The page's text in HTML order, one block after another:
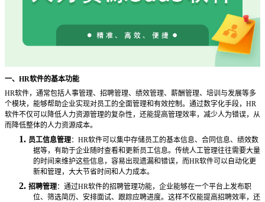
一、 HR软件的基本功能
HR软件，通常包括人事管理、招聘管理、绩效管理、薪酬管理、培训与发展等多
个模块，能够帮助企业实现对员工的全面管理和有效控制。通过数字化手段，HR
软件不仅可以降低人力资源管理的复杂性，还能提高管理效率，减少人为错误，从
而降低整体的人力资源成本。
1. 员工信息管理： HR软件可以集中存储员工的基本信息、合同信息、绩效数
据等，有助于企业随时查看和更新员工信息。传统人工管理往往需要大量
的时间来维护这些信息，容易出现遗漏和错误，而HR软件可以自动化更
新和管理，大大节省时间和人力成本。
2. 招聘管理：通过HR软件的招聘管理功能，企业能够在一个平台上发布职
位、筛选简历、安排面试、跟踪应聘进度。这样不仅能提高招聘效率，还